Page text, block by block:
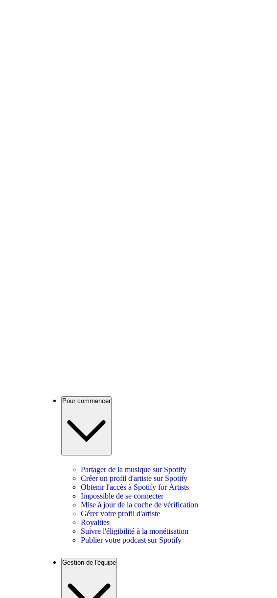
Pour commencer
Partager de la musique sur Spotify
Créer un profil d'artiste sur Spotify
Obtenir l'accès à Spotify for Artists
Impossible de se connecter
Mise à jour de la coche de vérification
Gérer votre profil d'artiste
Royalties
Suivre l'éligibilité à la monétisation
Publier votre podcast sur Spotify
Gestion de l'équipe